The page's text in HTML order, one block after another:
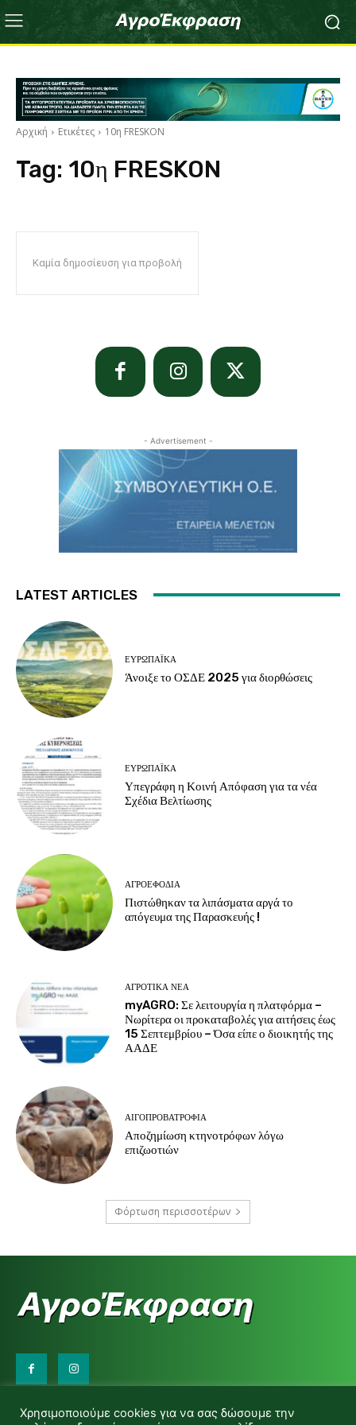
Αρχική Ετικέτες 10η FRESKON
Tag: 10η FRESKON
Καμία δημοσίευση για προβολή
- Advertisement -
LATEST ARTICLES
ΕΥΡΩΠΑΪΚΆ
Άνοιξε το ΟΣΔΕ 2025 για διορθώσεις
ΕΥΡΩΠΑΪΚΆ
Υπεγράφη η Κοινή Απόφαση για τα νέα
Σχέδια Βελτίωσης
ΑΓΡΟΕΦΌΔΙΑ
Πιστώθηκαν τα λιπάσματα αργά το
απόγευμα της Παρασκευής !
ΑΓΡΟΤΙΚΆ ΝΈΑ
myAGRO: Σε λειτουργία η πλατφόρμα –
Νωρίτερα οι προκαταβολές για αιτήσεις έως
15 Σεπτεμβρίου – Όσα είπε ο διοικητής της
ΑΑΔΕ
ΑΙΓΟΠΡΟΒΑΤΡΟΦΊΑ
Αποζημίωση κτηνοτρόφων λόγω
επιζωοτιών
Φόρτωση περισσοτέρων
d.makas@yahoo.gr
Χρησιμοποιούμε cookies για να σας δώσουμε την